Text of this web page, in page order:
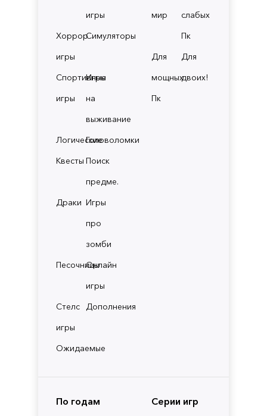
игры
Хоррор
игры
Симуляторы
Спортивные
игры
Игры
на
выживание
ЛогическиеГоловоломки
Квесты Поиск
предме.
Драки Игры
про
зомби
ПесочницыОнлайн
игры
Стелс
игры
Дополнения
Ожидаемые
мир
слабых
Пк
Для
мощных
Пк
Для
двоих!
По годам Серии игр